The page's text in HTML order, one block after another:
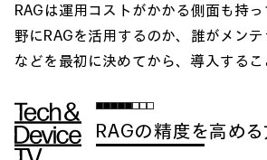
RAGは運用コストがかかる側面も持
野にRAGを活用するのか、誰がメン
などを最初に決めてから、導入するこ
RAGの精度を高め